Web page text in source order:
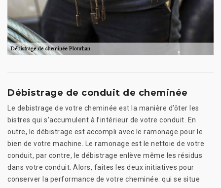
Débistrage de conduit de cheminée
Le debistrage de votre cheminée est la manière d’ôter les
bistres qui s’accumulent à l’intérieur de votre conduit. En
outre, le débistrage est accompli avec le ramonage pour le
bien de votre machine. Le ramonage est le nettoie de votre
conduit, par contre, le débistrage enlève même les résidus
dans votre conduit. Alors, faites les deux initiatives pour
conserver la performance de votre cheminée. qui se situe